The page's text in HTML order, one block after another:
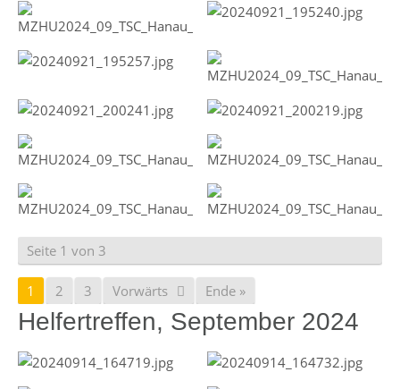
Seite 1 von 3
1 2 3 Vorwärts Ende »
Helfertreffen, September 2024